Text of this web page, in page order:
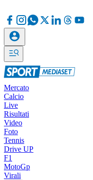
Mercato
Calcio
Live
Risultati
Video
Foto
Tennis
Drive UP
F1
MotoGp
Virali